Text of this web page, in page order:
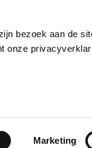
bezoek aan de
onze
Marketing
reserveonderdelen
Warranty